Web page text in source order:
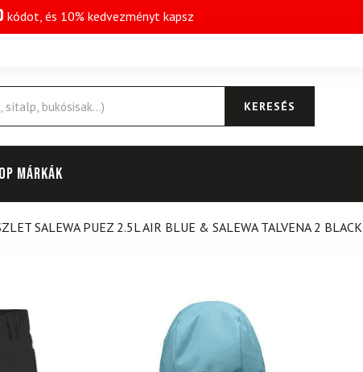
kódot, és 10% kedvezményt kapsz
KERESÉS
márkák
SALEWA PUEZ 2.5L AIR BLUE & SALEWA TALVENA 2 BLACK